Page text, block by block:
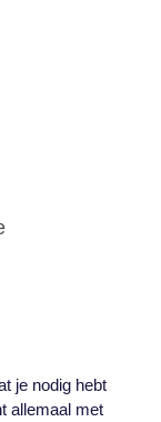
je nodig hebt
allemaal met